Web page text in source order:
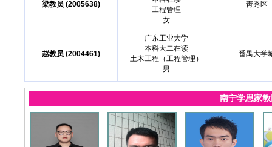
梁教员 (2005638)
工程管理
女
靑秀区
赵教员 (2004461)
广东工业大学
本科大二在读
土木工程（工程管理）
男
番禺大学
南宁学思家